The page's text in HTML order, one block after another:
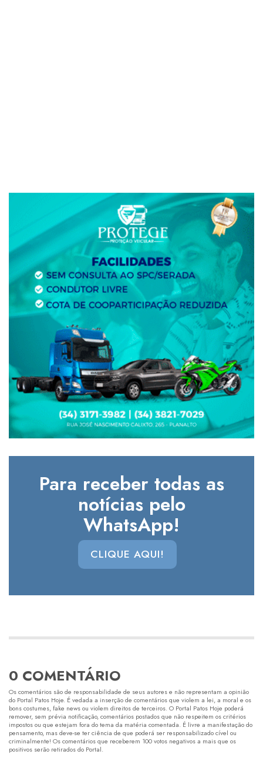
Para receber todas as
notícias pelo
WhatsApp!
CLIQUE AQUI!
0 COMENTÁRIO
Os comentários são de responsabilidade de seus autores e não representam a opinião
do Portal Patos Hoje. É vedada a inserção de comentários que violem a lei, a moral e os
bons costumes, fake news ou violem direitos de terceiros. O Portal Patos Hoje poderá
remover, sem prévia notificação, comentários postados que não respeitem os critérios
impostos ou que estejam fora do tema da matéria comentada. É livre a manifestação do
pensamento, mas deve-se ter ciência de que poderá ser responsabilizado cível ou
criminalmente! Os comentários que receberem 100 votos negativos a mais que os
positivos serão retirados do Portal.